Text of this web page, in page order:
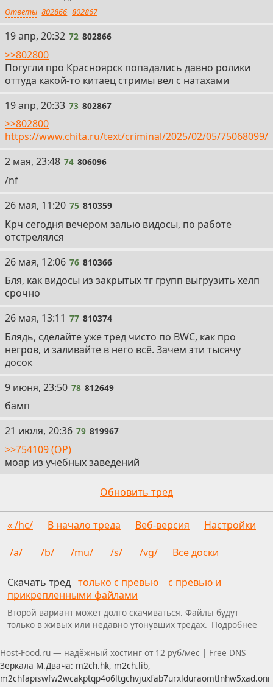
Ответы 802866 802867
72
19 апр, 20:32 72 802866
>>802800
Погугли про Красноярск попадались давно ролики
оттуда какой-то китаец стримы вел с натахами
73
19 апр, 20:33 73 802867
>>802800
https://www.chita.ru/text/criminal/2025/02/05/75068099/
74
2 мая, 23:48 74 806096
/nf
75
26 мая, 11:20 75 810359
Крч сегодня вечером залью видосы, по работе
отстрелялся
76
26 мая, 12:06 76 810366
Бля, как видосы из закрытых тг групп выгрузить хелп
срочно
77
26 мая, 13:11 77 810374
Блядь, сделайте уже тред чисто по BWC, как про
негров, и заливайте в него всё. Зачем эти тысячу
досок
78
9 июня, 23:50 78 812649
бамп
79
21 июля, 20:36 79 819967
>>754109 (OP)
моар из учебных заведений
Обновить тред
« /hc/ В начало треда Веб-версия Настройки
/a/ /b/ /mu/ /s/ /vg/ Все доски
Скачать тред только с превью
с превью и
прикрепленными файлами
Второй вариант может долго скачиваться. Файлы будут
только в живых или недавно утонувших тредах. Подробнее
Пользуетесь скринридером — пишите, что можно
Host-Food.ru — надёжный хостинг от 12 руб/мес | Free DNS
Зеркала М.Двача: m2ch.hk, m2ch.lib,
m2chfapiswfw2wcakptqp4o6ltgchvjuxfab7urxlduraomtlnhw5xad.oni